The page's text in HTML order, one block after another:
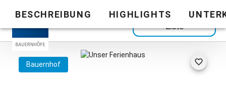
Zurück zur
Liste
BESCHREIBUNG HIGHLIGHTS
Bauernhof